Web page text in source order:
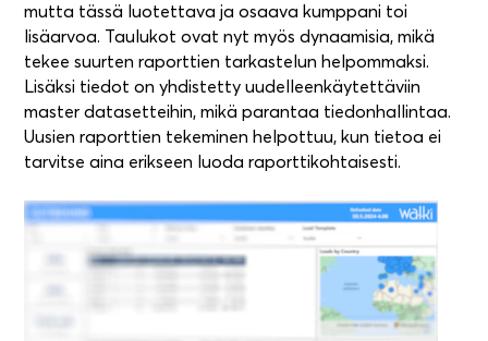
mutta tässä luotettava ja osaava kumppani toi
lisäarvoa. Taulukot ovat nyt myös dynaamisia, mikä
tekee suurten raporttien tarkastelun helpommaksi.
Lisäksi tiedot on yhdistetty uudelleenkäytettäviin
master datasetteihin, mikä parantaa tiedonhallintaa.
Uusien raporttien tekeminen helpottuu, kun tietoa ei
tarvitse aina erikseen luoda raporttikohtaisesti.